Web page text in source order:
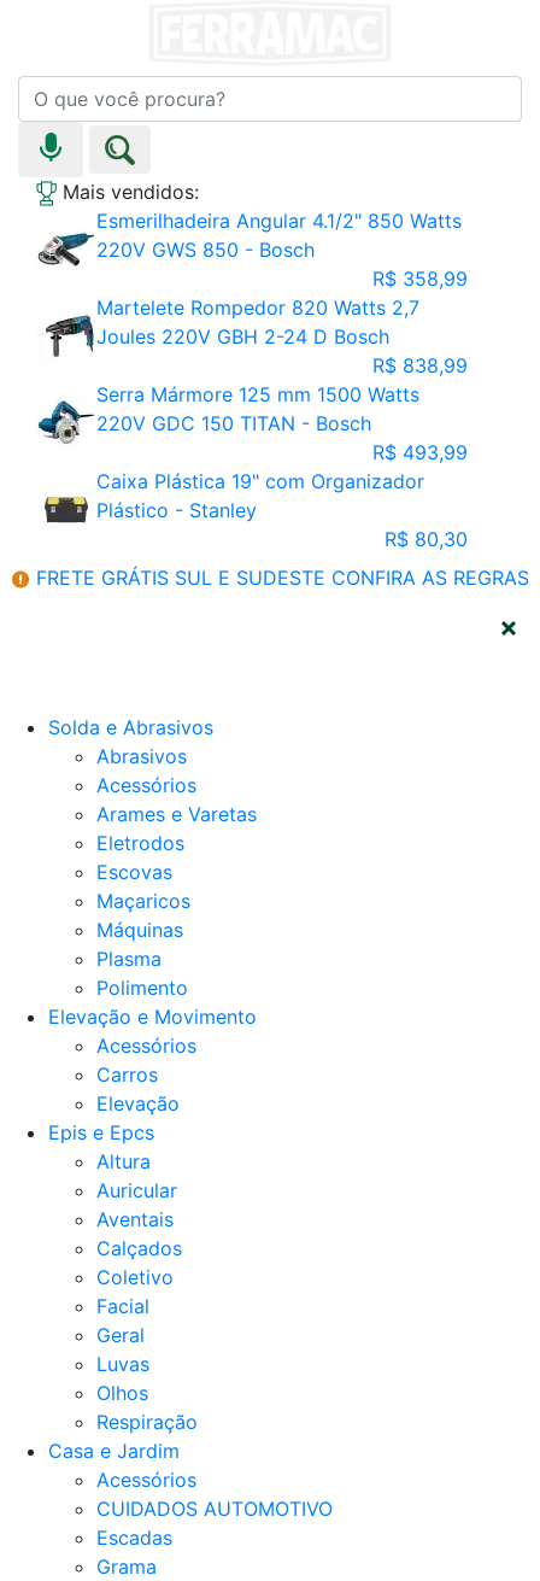
Mais vendidos:
Esmerilhadeira Angular 4.1/2" 850 Watts
220V GWS 850 - Bosch
R$ 358,99
Martelete Rompedor 820 Watts 2,7
Joules 220V GBH 2-24 D Bosch
R$ 838,99
Serra Mármore 125 mm 1500 Watts
220V GDC 150 TITAN - Bosch
R$ 493,99
Caixa Plástica 19" com Organizador
Plástico - Stanley
R$ 80,30
FRETE GRÁTIS SUL E SUDESTE CONFIRA AS REGRAS
Solda e Abrasivos
Abrasivos
Acessórios
Arames e Varetas
Eletrodos
Escovas
Maçaricos
Máquinas
Plasma
Polimento
Elevação e Movimento
Acessórios
Carros
Elevação
Epis e Epcs
Altura
Auricular
Aventais
Calçados
Coletivo
Facial
Geral
Luvas
Olhos
Respiração
Casa e Jardim
Acessórios
CUIDADOS AUTOMOTIVO
Escadas
Grama